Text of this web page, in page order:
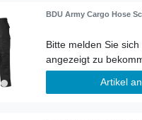
BDU Army Cargo Hose
Artikel